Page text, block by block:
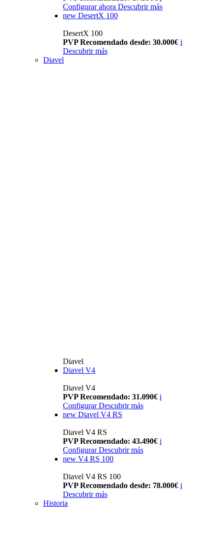
Configurar ahora Descubrir más
new DesertX 100
DesertX 100
PVP Recomendado desde: 30.000€ i
Descubrir más
Diavel
Diavel
Diavel V4
Diavel V4
PVP Recomendado: 31.090€ i
Configurar Descubrir más
new Diavel V4 RS
Diavel V4 RS
PVP Recomendado: 43.490€ i
Configurar Descubrir más
new V4 RS 100
Diavel V4 RS 100
PVP Recomendado desde: 78.000€ i
Descubrir más
Historia